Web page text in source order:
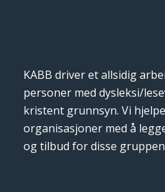
KABB driver et allsidig
personer med dysleksi/
kristent grunnsyn. Vi
organisasjoner med å
og tilbud for disse